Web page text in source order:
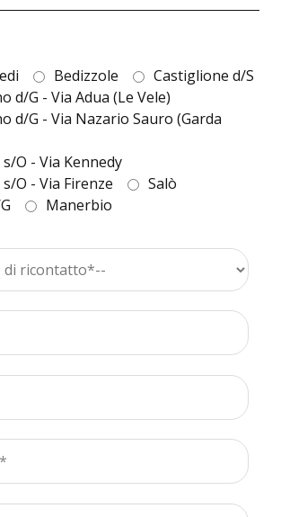
Bedizzole
Castiglione d/S
d/G - Via Adua (Le Vele)
d/G - Via Nazario Sauro (Garda
O - Via Kennedy
O - Via Firenze
Salò
Manerbio